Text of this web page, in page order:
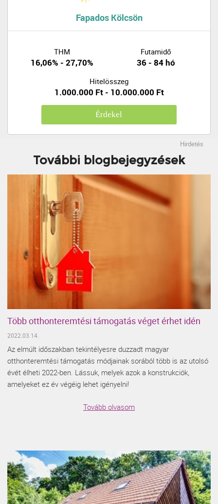
Fapados Kölcsön
THM
16,06% - 27,70%
Futamidő
36 - 84 hó
Hitelösszeg
1.000.000 Ft - 10.000.000 Ft
Érdekel
Hirdetés
További blogbejegyzések
Több otthonteremtési támogatás véget érhet idén
2022.03.14.
Az elmúlt időszakban tekintélyesre duzzadt magyar
otthonteremtési támogatás módjainak sorából több is az utolsó
évét élheti 2022-ben. Lássuk, melyek azok a konstrukciók,
amelyeket ez év végéig lehet igényelni!
Tovább olvasom